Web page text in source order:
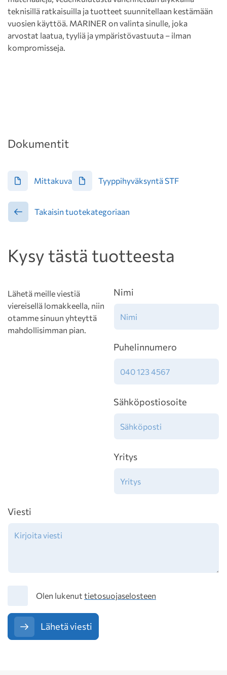
teknisillä ratkaisuilla ja tuotteet suunnitellaan kestämään
vuosien käyttöä. MARINER on valinta sinulle, joka
arvostat laatua, tyyliä ja ympäristövastuuta – ilman
kompromisseja.
Dokumentit
Mittakuva Tyyppihyväksyntä STF
Takaisin tuotekategoriaan
Kysy tästä tuotteesta
Lähetä meille viestiä
viereisellä lomakkeella, niin
otamme sinuun yhteyttä
mahdollisimman pian.
Nimi
Puhelinnumero
Sähköpostiosoite
Yritys
Viesti
TietosuojaOlen lukenut tietosuojaselosteen
Lähetä viesti